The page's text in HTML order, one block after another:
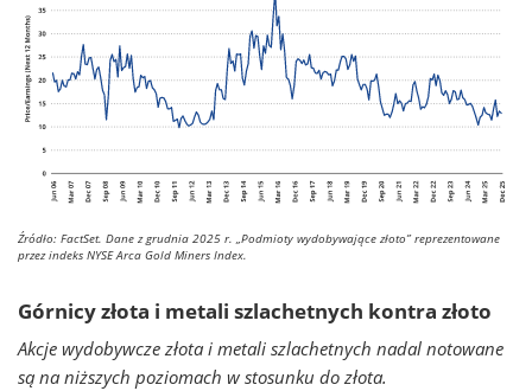
Źródło: FactSet. Dane z grudnia 2025 r. „Podmioty wydobywające złoto” reprezentowane
przez indeks NYSE Arca Gold Miners Index.
Górnicy złota i metali szlachetnych kontra złoto
Akcje wydobywcze złota i metali szlachetnych nadal notowane
są na niższych poziomach w stosunku do złota.